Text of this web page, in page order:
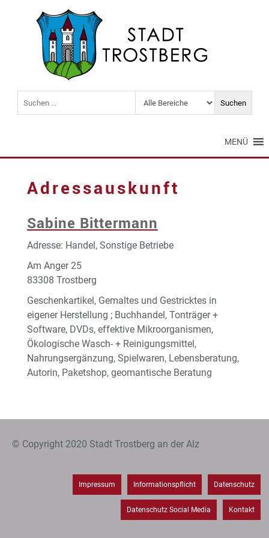
MENÜ
Adressauskunft
Sabine Bittermann
Adresse: Handel, Sonstige Betriebe
Am Anger 25
83308 Trostberg
Geschenkartikel, Gemaltes und Gestricktes in
eigener Herstellung ; Buchhandel, Tonträger +
Software, DVDs, effektive Mikroorganismen,
Ökologische Wasch- + Reinigungsmittel,
Nahrungsergänzung, Spielwaren, Lebensberatung,
Autorin, Paketshop, geomantische Beratung
© Copyright 2020 Stadt Trostberg an der Alz
Impressum Informationspflicht Datenschutz
Datenschutz Social Media Kontakt